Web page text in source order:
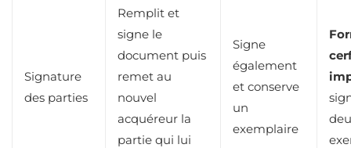
Signature
des parties
Remplit et
signe le
document puis
remet au
nouvel
acquéreur la
partie qui lui
Signe
également
et conserve
un
exemplaire